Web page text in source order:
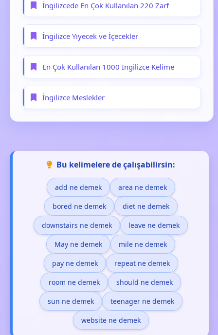
İngilizcede En Çok Kullanılan 220 Zarf
İngilizce Yiyecek ve İçecekler
En Çok Kullanılan 1000 İngilizce Kelime
İngilizce Meslekler
Bu kelimelere de çalışabilirsin:
add ne demek area ne demek
bored ne demek diet ne demek
downstairs ne demek leave ne demek
May ne demek mile ne demek
pay ne demek repeat ne demek
room ne demek should ne demek
sun ne demek teenager ne demek
website ne demek